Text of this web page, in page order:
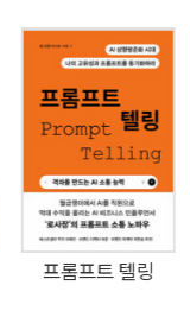
프롬프트 텔링